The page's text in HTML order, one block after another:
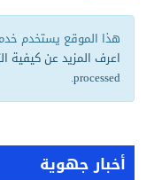
هذا الموقع يستخدم
اعرف المزيد عن كيفية
processed
.
أخبار جهوية